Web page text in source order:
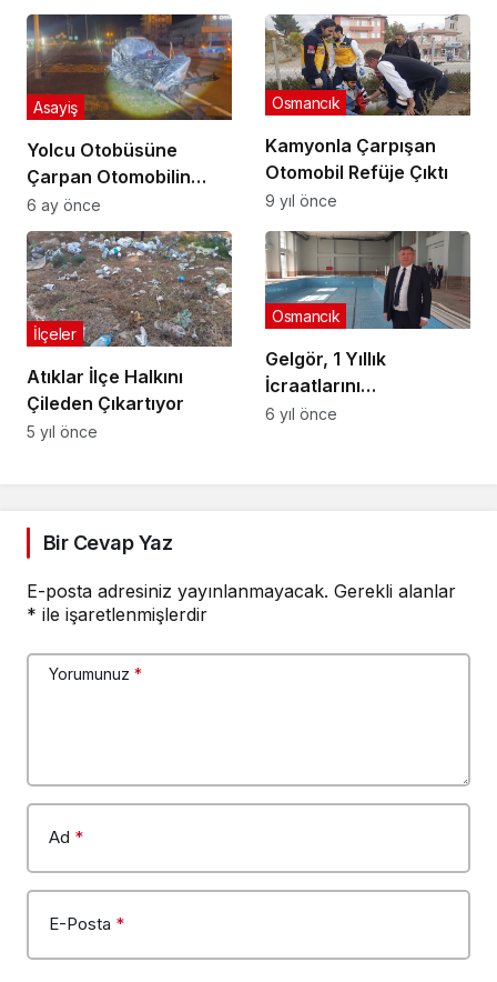
Yolcu Otobüsüne
Çarpan Otomobilin
Sürücüsü Ağır
Yaralandı
Asayiş
6 ay önce
Kamyonla Çarpışan
Otomobil Refüje Çıktı
Osmancık
9 yıl önce
Atıklar İlçe Halkını
Çileden Çıkartıyor
İlçeler
5 yıl önce
Gelgör, 1 Yıllık
İcraatlarını
Değerlendirdi
Osmancık
6 yıl önce
Bir Cevap Yaz
E-posta adresiniz yayınlanmayacak. Gerekli alanlar
* ile işaretlenmişlerdir
Yorumunuz *
Ad *
E-Posta *